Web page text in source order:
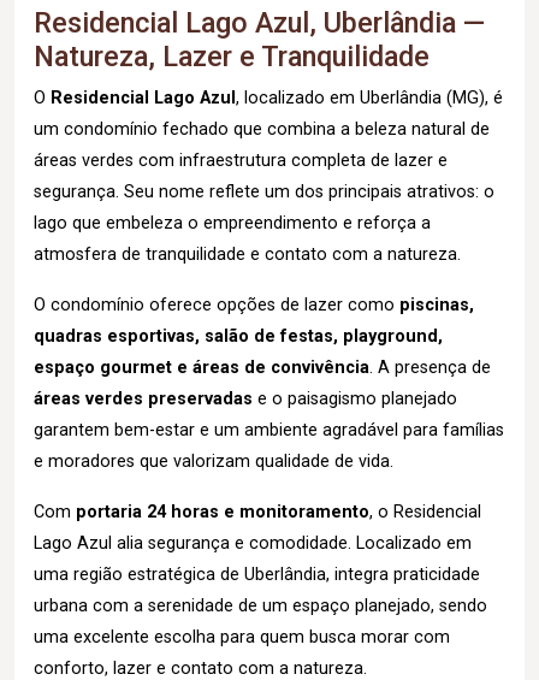
Residencial Lago Azul, Uberlândia —
Natureza, Lazer e Tranquilidade
O Residencial Lago Azul , localizado em Uberlândia (MG), é
um condomínio fechado que combina a beleza natural de
áreas verdes com infraestrutura completa de lazer e
segurança. Seu nome reflete um dos principais atrativos: o
lago que embeleza o empreendimento e reforça a
atmosfera de tranquilidade e contato com a natureza.
O condomínio oferece opções de lazer como piscinas,
quadras esportivas, salão de festas, playground,
espaço gourmet e áreas de convivência. A presença de
áreas verdes preservadas e o paisagismo planejado
garantem bem-estar e um ambiente agradável para famílias
e moradores que valorizam qualidade de vida.
Com portaria 24 horas e monitoramento, o Residencial
Lago Azul alia segurança e comodidade. Localizado em
uma região estratégica de Uberlândia, integra praticidade
urbana com a serenidade de um espaço planejado, sendo
uma excelente escolha para quem busca morar com
conforto, lazer e contato com a natureza.